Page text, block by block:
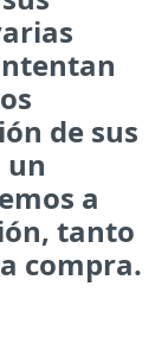
de sus
un
a
tanto
compra.